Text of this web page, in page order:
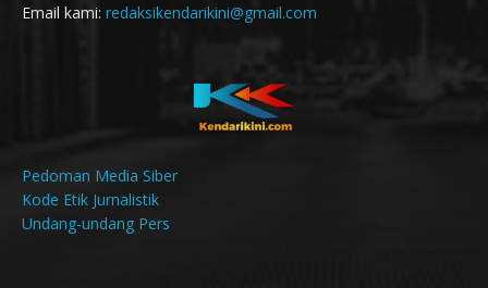
Email kami: redaksikendarikini@gmail.com
Pedoman Media Siber
Kode Etik Jurnalistik
Undang-undang Pers